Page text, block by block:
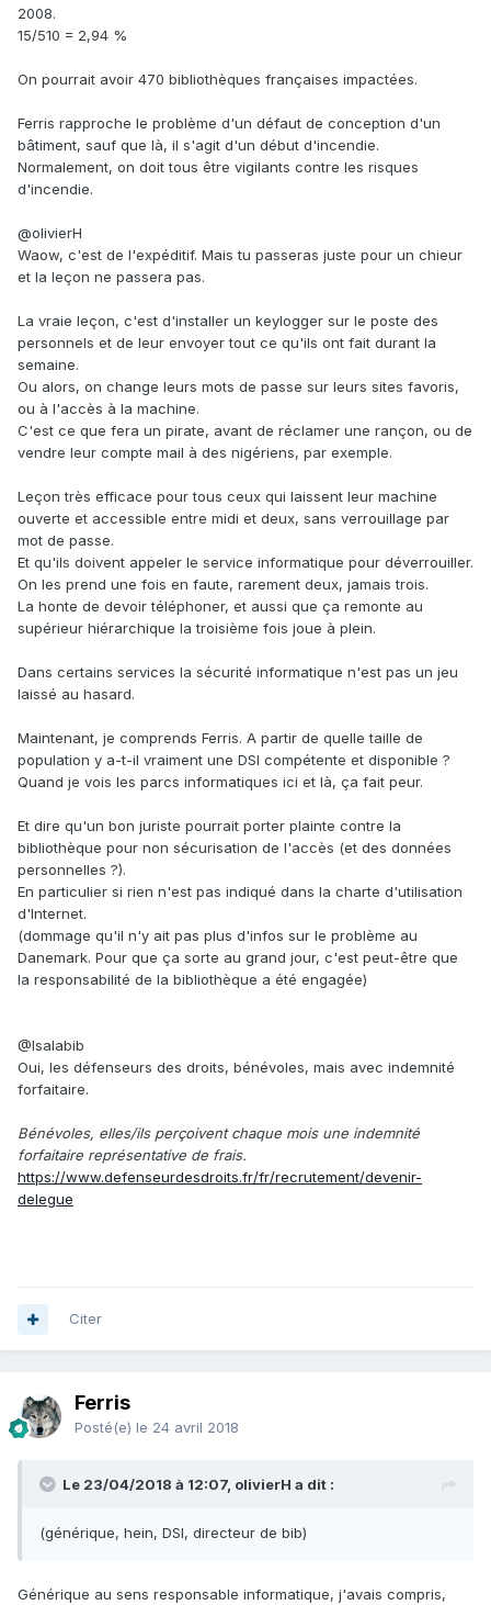
2008.
15/510 = 2,94 %
On pourrait avoir 470 bibliothèques françaises impactées.
Ferris rapproche le problème d'un défaut de conception d'un
bâtiment, sauf que là, il s'agit d'un début d'incendie.
Normalement, on doit tous être vigilants contre les risques
d'incendie.
@olivierH
Waow, c'est de l'expéditif. Mais tu passeras juste pour un chieur
et la leçon ne passera pas.
La vraie leçon, c'est d'installer un keylogger sur le poste des
personnels et de leur envoyer tout ce qu'ils ont fait durant la
semaine.
Ou alors, on change leurs mots de passe sur leurs sites favoris,
ou à l'accès à la machine.
C'est ce que fera un pirate, avant de réclamer une rançon, ou de
vendre leur compte mail à des nigériens, par exemple.
Leçon très efficace pour tous ceux qui laissent leur machine
ouverte et accessible entre midi et deux, sans verrouillage par
mot de passe.
Et qu'ils doivent appeler le service informatique pour déverrouiller.
On les prend une fois en faute, rarement deux, jamais trois.
La honte de devoir téléphoner, et aussi que ça remonte au
supérieur hiérarchique la troisième fois joue à plein.
Dans certains services la sécurité informatique n'est pas un jeu
laissé au hasard.
Maintenant, je comprends Ferris. A partir de quelle taille de
population y a-t-il vraiment une DSI compétente et disponible ?
Quand je vois les parcs informatiques ici et là, ça fait peur.
Et dire qu'un bon juriste pourrait porter plainte contre la
bibliothèque pour non sécurisation de l'accès (et des données
personnelles ?).
En particulier si rien n'est pas indiqué dans la charte d'utilisation
d'Internet.
(dommage qu'il n'y ait pas plus d'infos sur le problème au
Danemark. Pour que ça sorte au grand jour, c'est peut-être que
la responsabilité de la bibliothèque a été engagée)
@Isalabib
Oui, les défenseurs des droits, bénévoles, mais avec indemnité
forfaitaire.
Bénévoles, elles/ils perçoivent chaque mois une indemnité
forfaitaire représentative de frais.
https://www.defenseurdesdroits.fr/fr/recrutement/devenir-
delegue
Citer
Ferris
Posté(e) le 24 avril 2018
Le 23/04/2018 à 12:07, olivierH a dit :
(générique, hein, DSI, directeur de bib)
Générique au sens responsable informatique, j'avais compris,